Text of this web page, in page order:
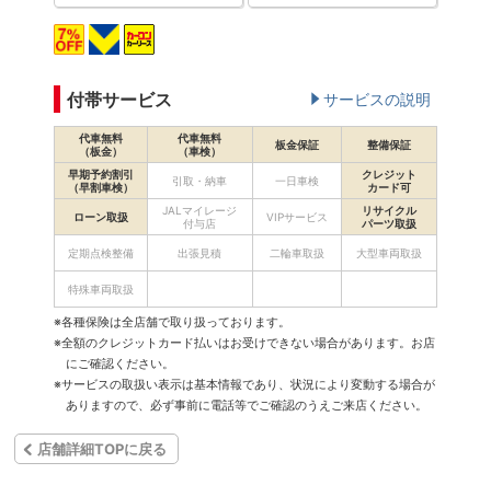
付帯サービス サービスの説明
代車無料
（板金）
代車無料
（車検）
板金保証 整備保証
早期予約割引
（早割車検）
引取・納車 一日車検
クレジット
カード可
ローン取扱
JALマイレージ
付与店
VIPサービス
リサイクル
パーツ取扱
定期点検整備 出張見積 二輪車取扱 大型車両取扱
特殊車両取扱
※各種保険は全店舗で取り扱っております。
※全額のクレジットカード払いはお受けできない場合があります。お店
にご確認ください。
※サービスの取扱い表示は基本情報であり、状況により変動する場合が
ありますので、必ず事前に電話等でご確認のうえご来店ください。
店舗詳細TOPに戻る